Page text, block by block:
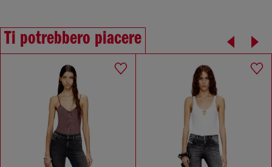
Ti potrebbero piacere